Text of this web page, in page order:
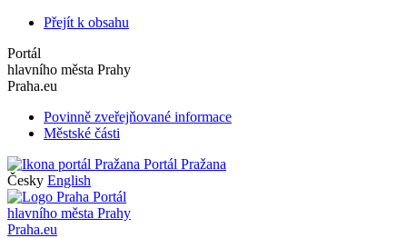
Přejít k obsahu
Portál
hlavního města Prahy
Praha.eu
Povinně zveřejňované informace
Městské části
Portál Pražana
Česky English
Portál
hlavního města Prahy
Praha.eu